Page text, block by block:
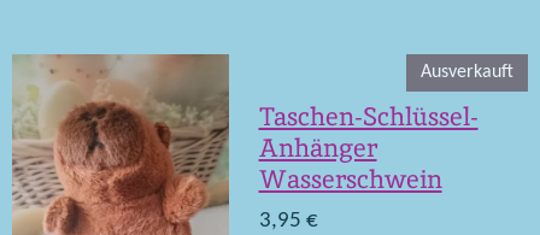
Ausverkauft
Taschen-Schlüssel-
Anhänger
Wasserschwein
3,95 €